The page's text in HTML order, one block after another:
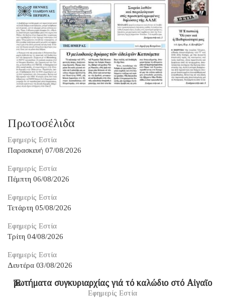
Πρωτοσέλιδα
Εφημερίς Εστία
Παρασκευή 07/08/2026
Εφημερίς Εστία
Πέμπτη 06/08/2026
Εφημερίς Εστία
Τετάρτη 05/08/2026
Εφημερίς Εστία
Τρίτη 04/08/2026
Εφημερίς Εστία
Δευτέρα 03/08/2026
Ἐρωτήματα συγκυριαρχίας γιά τό καλώδιο στό Αἰγαῖο
Εφημερίς Εστία